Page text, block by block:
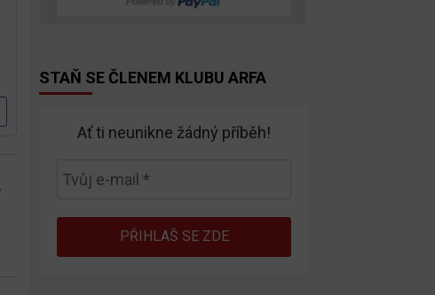
STAŇ SE ČLENEM KLUBU ARFA
Ať ti neunikne žádný příběh!